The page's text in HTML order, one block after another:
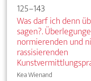
125–143
Was darf ich denn
sagen?.
normierenden und
rassisierenden
Kea Wienand